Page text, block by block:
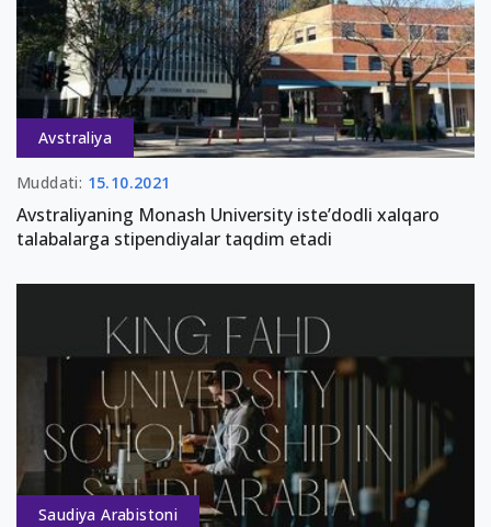
Avstraliya
Muddati: 15.10.2021
Avstraliyaning Monash University iste’dodli xalqaro
talabalarga stipendiyalar taqdim etadi
Saudiya Arabistoni